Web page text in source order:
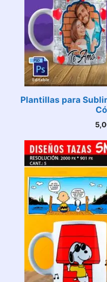
Plantillas para